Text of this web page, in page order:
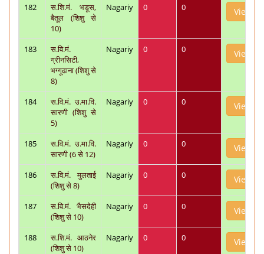
182
स.शि.मं. भडूस,
बैतूल (शिशु से
10)
Nagariy 0 0 View
183
स.वि.मं.
ग्रीनसिटी,
भग्गूढाना (शिशु से
8)
Nagariy 0 0 View
184
स.वि.मं. उ.मा.वि.
सारणी (शिशु से
5)
Nagariy 0 0 View
185
स.वि.मं. उ.मा.वि.
सारणी (6 से 12)
Nagariy 0 0 View
186
स.वि.मं. मुलताई
(शिशु से 8)
Nagariy 0 0 View
187
स.वि.मं. भैसदेही
(शिशु से 10)
Nagariy 0 0 View
188
स.शि.मं. आठनेर
(शिशु से 10)
Nagariy 0 0 View